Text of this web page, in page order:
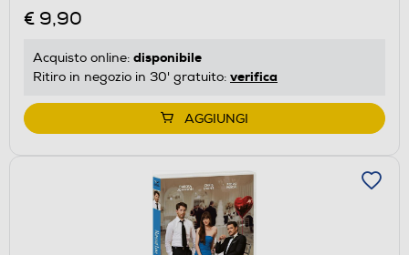
€ 9,90
Acquisto online: disponibile
Ritiro in negozio in 30' gratuito: verifica
AGGIUNGI